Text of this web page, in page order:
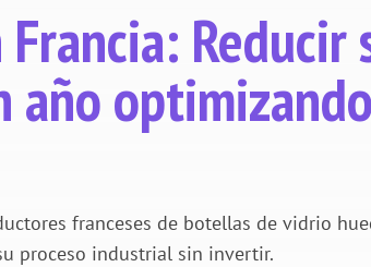
año
franceses de botellas de vidrio
proceso industrial sin invertir.